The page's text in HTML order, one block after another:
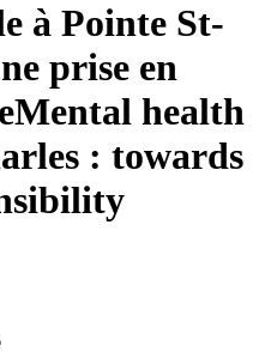
à Pointe St-
prise en
Mental health
: towards